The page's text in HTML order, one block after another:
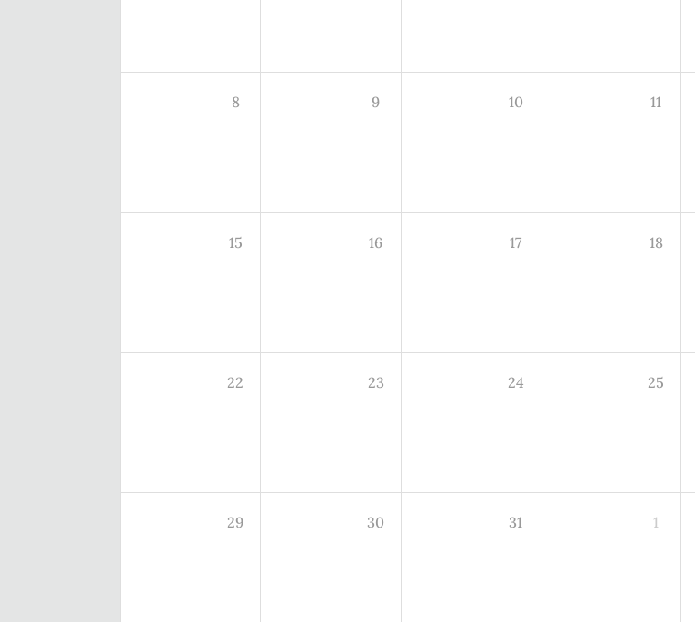
8 9 10 11
15 16 17 18
22 23 24 25
29 30 31 1